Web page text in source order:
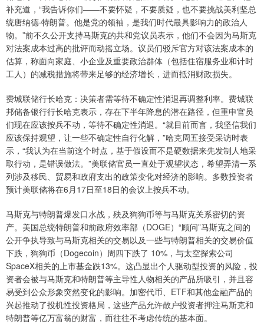
补充道，“我告诉你们——不要怀疑，不要质疑，也不要挑战美利坚总
统唐纳德·特朗普。他是党的领袖，是我们时代最具影响力的政治人
物。”前不久公开支持马斯克的共和党议员表示，他们不会因为马斯克
对法案成本过高的批评而动摇立场。议员们驳斥官方对该法案成本的
估算，称面向家庭、小企业及重要政治群体（包括住宿服务业和计时
工人）的减税措施将带来足够的经济增长，进而抵消财政损失。
费城联储行长哈克：决策者需等待不确定性消退再调整利率。费城联
邦储备银行行长哈克表示，存在下半年降息的潜在路径，但重申官员
们现在应该按兵不动，等待不确定性消退。“就目前而言，我坚信我们
应该保持观望，让一些不确定性自行化解，”哈克周五接受采访时表
示，“我认为在当前这个时点，基于假设而不是硬数据来先发制人地采
取行动，是错误做法。”美联储官员一直处于观望状态，希望弄清一系
列涉及移民、贸易和政府支出的政策变化对经济的影响。多数投资者
预计美联储将在6月17日至18日的会议上按兵不动。
马斯克与特朗普爆发口水战，殃及狗狗币等与马斯克关系密切的资
产。美国总统特朗普和前政府效率部（DOGE）“顾问”马斯克之间的
公开争执导致与马斯克相关的交易以及一些与特朗普相关的交易价值
下跌，狗狗币（Dogecoin）周四下跌了 10%，与太空探索公司
SpaceX相关的上市基金跌13%。这凸显出个人驱动型投资的风险，投
资者会被与马斯克和特朗普等主导性人物相关的产品所吸引，并且容
易受到公众形象突然变化的影响。加密代币、ETF和其他金融产品的
兴起推动了投机性投资格局，这些产品允许散户投资者押注马斯克和
特朗普等亿万富翁的财富，而往往不考虑传统的基本面。